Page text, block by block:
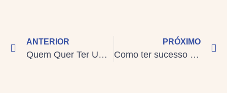
ANTERIOR
Quem Quer Ter Um Quintal Mágico Para Chamar De Seu?
PRÓXIMO
Como ter sucesso profissional sem culpa